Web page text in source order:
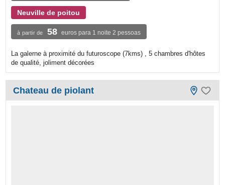
Neuville de poitou
à partir de 58 euros para 1 noite 2 pessoas
La galerne à proximité du futuroscope (7kms) , 5 chambres d'hôtes
de qualité, joliment décorées
Chateau de piolant